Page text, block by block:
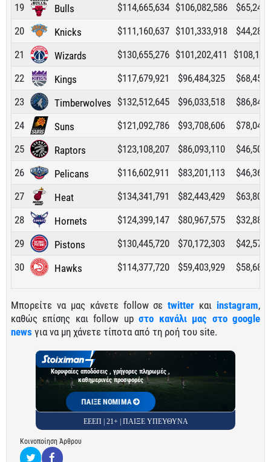
19
Bulls $114,665,634 $106,082,586
20
Knicks $111,160,637 $101,333,918
21
Wizards $130,655,276 $101,202,411
22
Kings $117,679,921 $96,484,325
23
Timberwolves $132,512,645 $96,033,518
24
Suns $121,092,786 $93,708,606
25
Raptors $123,108,207 $86,093,110
26
Pelicans $116,602,911 $83,201,113
27
Heat $134,341,791 $82,443,429
28
Hornets $124,399,147 $80,967,575
29
Pistons $130,445,720 $70,172,303
30
Hawks $114,377,720 $59,403,929
Μπορείτε να μας κάνετε follow σεtwitter και instagram,
καθώς επίσης και follow upστο κανάλι μας στο google
news για να μη χάνετε τίποτα από τη ροή του site.
Κορυφαίες αποδόσεις , γρήγορες πληρωμές ,
καθημερινές προσφορές
ΠΑΙΞΕ ΝΟΜΙΜΑ
ΕΕΕΠ | 21+ | ΠΑΙΞΕ ΥΠΕΥΘΥΝΑ
Κοινοποίηση Άρθρου